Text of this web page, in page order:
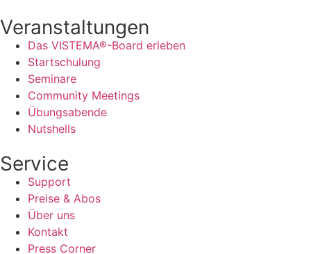
Veranstaltungen
Das VISTEMA®-Board erleben
Startschulung
Seminare
Community Meetings
Übungsabende
Nutshells
Service
Support
Preise & Abos
Über uns
Kontakt
Press Corner